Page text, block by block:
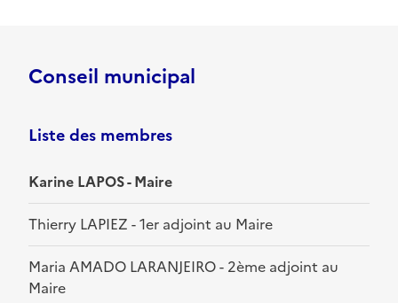
Conseil municipal
Liste des membres
Karine LAPOS - Maire
Thierry LAPIEZ - 1er adjoint au Maire
Maria AMADO LARANJEIRO - 2ème adjoint au
Maire